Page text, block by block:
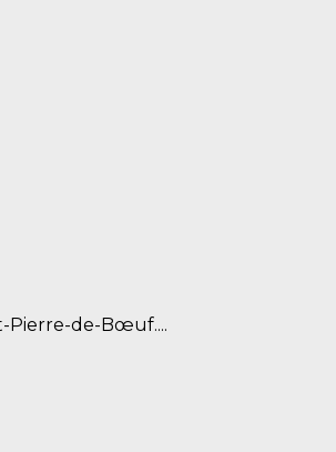
Pierre-de-Bœuf....